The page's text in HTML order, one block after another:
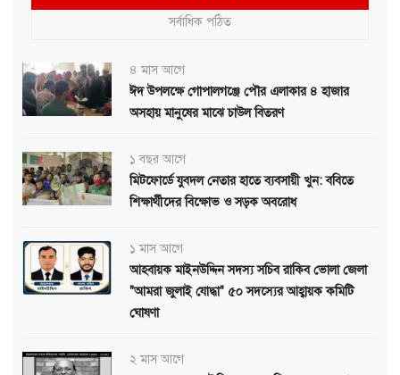
সর্বাধিক পঠিত
৪ মাস আগে
ঈদ উপলক্ষে গোপালগঞ্জে পৌর এলাকার ৪ হাজার
অসহায় মানুষের মাঝে চাউল বিতরণ
১ বছর আগে
মিটফোর্ডে যুবদল নেতার হাতে ব্যবসায়ী খুন: ববিতে
শিক্ষার্থীদের বিক্ষোভ ও সড়ক অবরোধ
১ মাস আগে
আহবায়ক মাইনউদ্দিন সদস্য সচিব রাকিব ভোলা জেলা
"আমরা জুলাই যোদ্ধা" ৫০ সদস্যের আহ্বায়ক কমিটি
ঘোষণা
২ মাস আগে